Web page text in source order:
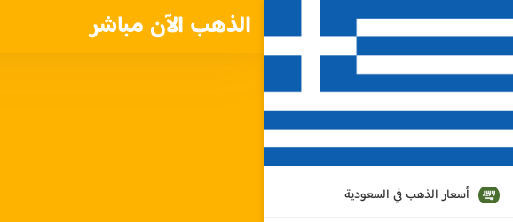
الذهب الآن مباشر
أسعار الذهب في السعودية